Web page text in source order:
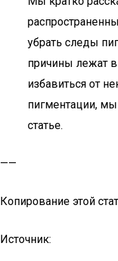
убрать следы
причины лежат
избавиться от
пигментации,
статье.
——
Копирование этой
Источник: